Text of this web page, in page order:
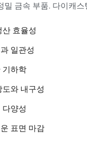
밀 금속 부품. 다이캐
산 효율성
일관성
기하학
도와 ​​내구성
다양성
표면 마감